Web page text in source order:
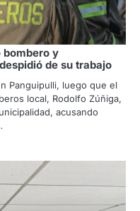
bombero y
de su trabajo
Panguipulli, luego que el
local, Rodolfo Zúñiga,
acusando